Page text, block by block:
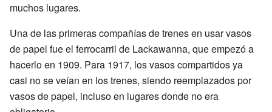
muchos lugares.
Una de las primeras compañías de trenes en usar vasos
de papel fue el ferrocarril de Lackawanna, que empezó a
hacerlo en 1909. Para 1917, los vasos compartidos ya
casi no se veían en los trenes, siendo reemplazados por
vasos de papel, incluso en lugares donde no era